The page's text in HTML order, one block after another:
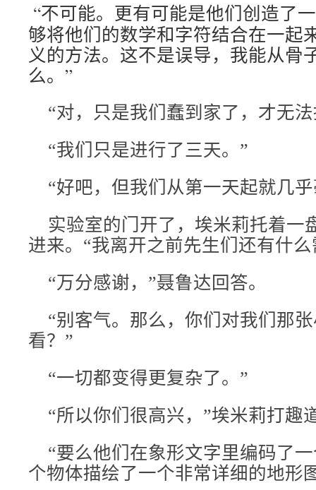
“不可能。更有可能是他们创造了
够将他们的数学和字符结合在一起
义的方法。这不是误导，我能从骨
么。”
“对，只是我们蠢到家了，才无
“我们只是进行了三天。”
“好吧，但我们从第一天起就几乎
实验室的门开了，埃米莉托着一
进来。“我离开之前先生们还有什
“万分感谢，”聂鲁达回答。
“别客气。那么，你们对我们那
看？”
“一切都变得更复杂了。”
“所以你们很高兴，”埃米莉打趣
“要么他们在象形文字里编码了
个物体描绘了一个非常详细的地形